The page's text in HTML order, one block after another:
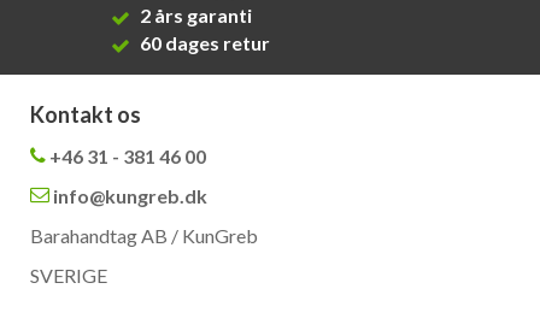
2 års garanti
60 dages retur
Kontakt os
+46 31 - 381 46 00
info@kungreb.dk
Barahandtag AB / KunGreb
SVERIGE